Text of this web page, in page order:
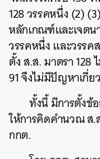
128 วรรคหนึ่ง (2)
หลักเกณฑ์และเจตน
วรรคหนึ่ง และวรรค
ตั้ง ส.ส. มาตรา
91 จึงไม่มีปัญหาเกี่
ทั้งนี้ มีการตั้งข้
ให้การคิดคำนวณ ส.
กกต.